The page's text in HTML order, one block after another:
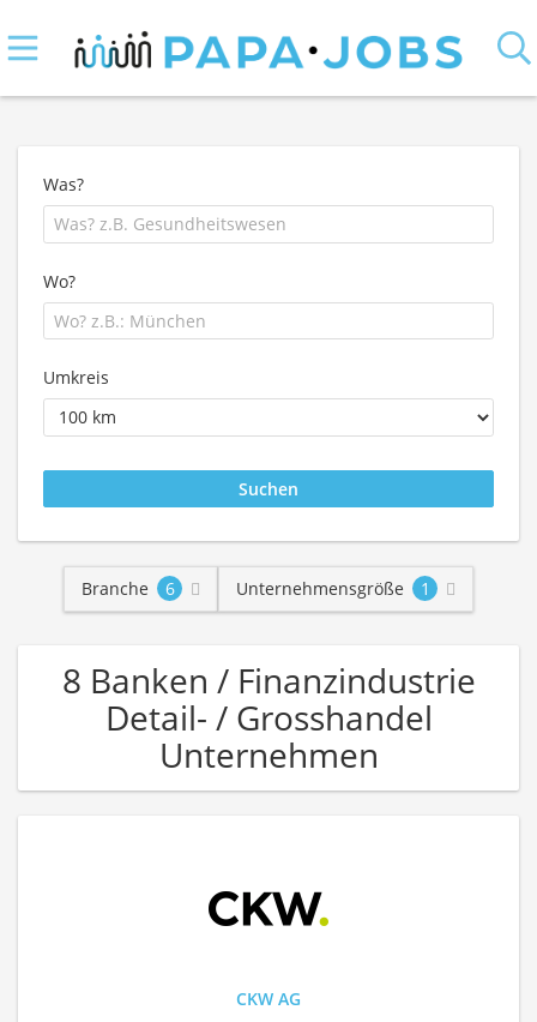
Was?
Wo?
Umkreis
Branche 6 Unternehmensgröße 1
8 Banken / Finanzindustrie
Detail- / Grosshandel
Unternehmen
CKW AG